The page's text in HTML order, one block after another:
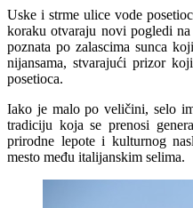
Uske i strme ulice vode
koraku otvaraju novi pogledi
poznata po zalascima sunca
nijansama, stvarajući prizor
posetioca.
Iako je malo po veličini, selo
tradiciju koja se prenosi
prirodne lepote i kulturnog
mesto među italijanskim selima.